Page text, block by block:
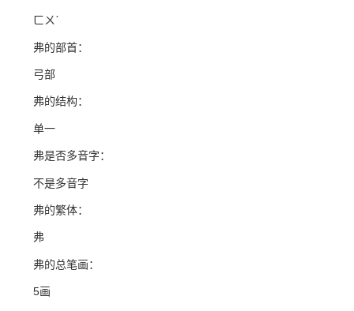
ㄈㄨˊ
弗的部首：
弓部
弗的结构：
单一
弗是否多音字：
不是多音字
弗的繁体：
弗
弗的总笔画：
5画